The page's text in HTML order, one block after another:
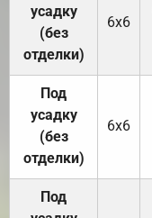
усадку
(без
отделки)
6х6
Под
усадку
(без
отделки)
6х6
Под